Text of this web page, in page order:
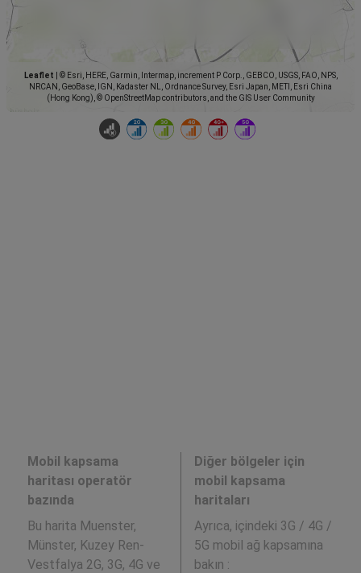
Leaflet
© Esri, HERE, Garmin, Intermap, increment P Corp., GEBCO, USGS, FAO, NPS,
NRCAN, GeoBase, IGN, Kadaster NL, Ordnance Survey, Esri Japan, METI, Esri China
(Hong Kong), © OpenStreetMap contributors, and the GIS User Community
Mobil kapsama
haritası operatör
bazında
Bu harita Muenster,
Münster, Kuzey Ren-
Vestfalya 2G, 3G, 4G ve
Diğer bölgeler için
mobil kapsama
haritaları
Ayrıca, içindeki 3G / 4G /
5G mobil ağ kapsamına
bakın :